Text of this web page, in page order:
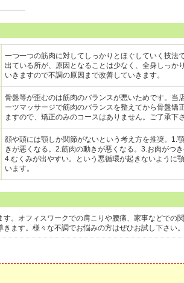
一つ一つの筋肉に対してしっかりとほぐしていく技法
出ている所が、原因となることは少なく、全身しっか
いきますので不調の原因まで改善していきます。
骨盤等が歪むのは筋肉のバランスが悪いためです。当
ーツマッサージで筋肉のバランスを整えてから骨盤矯
ますので、矯正のみのコースはありません。ご了承下
顔や頭には顎しか関節がないという考え方を推奨。1.
きが悪くなる。2.筋肉の動きが悪くなる。3.お肉がつき
4.むくみが出やすい。という悪循環が起きないように
います。
。オフィスワークでの肩こりや腰痛、家事などでの関
ます。様々な不調でお悩みの方はぜひお試し下さい。